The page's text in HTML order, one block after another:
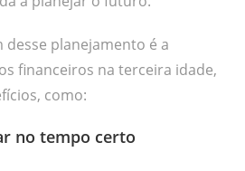
planejamento é a
financeiros na terceira idade,
como:
no tempo certo